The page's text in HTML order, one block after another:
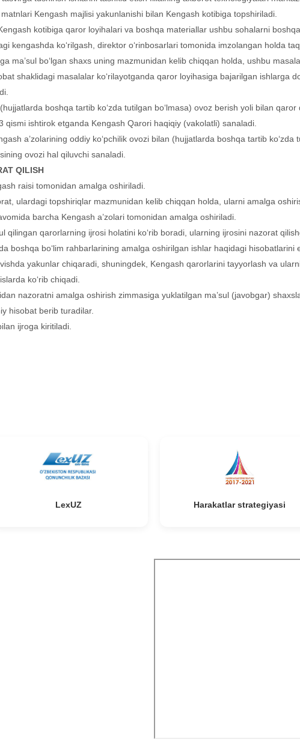
Kengash majlisi yakunlanishi bilan Kengash kotibiga topshiriladi.
kotibiga qaror loyihalari va boshqa materiallar ushbu sohalarni
kengashda ko‘rilgash, direktor o‘rinbosarlari tomonida imzolangan holda
ma’sul bo‘lgan shaxs uning mazmunidan kelib chiqqan holda, ushbu
shaklidagi masalalar ko‘rilayotganda qaror loyihasiga bajarilgan ishlarga
boshqa tartib ko‘zda tutilgan bo‘lmasa) ovoz berish yoli bilan qaror
qismi ishtirok etganda Kengash Qarori haqiqiy (vakolatli) sanaladi.
a’zolarining oddiy ko‘pchilik ovozi bilan (hujjatlarda boshqa tartib
ovozi hal qiluvchi sanaladi.
QILISH
raisi tomonidan amalga oshiriladi.
ulardagi topshiriqlar mazmunidan kelib chiqqan holda, ularni amalga
barcha Kengash a’zolari tomonidan amalga oshiriladi.
qilingan qarorlarning ijrosi holatini ko‘rib boradi, ularning ijrosini nazorat
boshqa bo‘lim rahbarlarining amalga oshirilgan ishlar haqidagi hisobatlarini
yakunlar chiqaradi, shuningdek, Kengash qarorlarini tayyorlash va
ko‘rib chiqadi.
nazoratni amalga oshirish zimmasiga yuklatilgan ma’sul (javobgar)
hisobat berib turadilar.
ijroga kiritiladi.
LexUZ Harakatlar strategiyasi